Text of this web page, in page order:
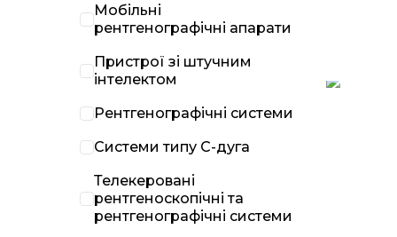
Мобільні
рентгенографічні апарати
Пристрої зі штучним
інтелектом
Рентгенографічні системи
Системи типу С-дуга
Телекеровані
рентгеноскопічні та
рентгенографічні системи